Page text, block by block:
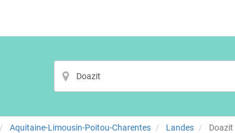
Aquitaine-Limousin-Poitou-Charentes Landes Doazit